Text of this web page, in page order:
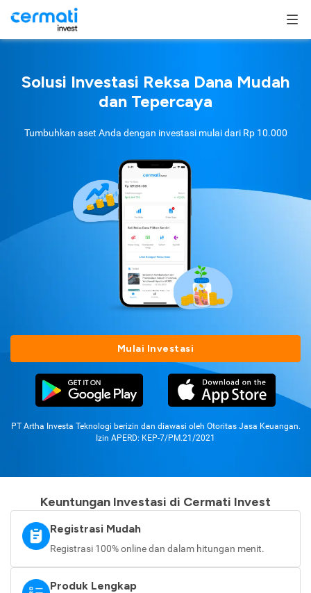
Solusi Investasi Reksa Dana Mudah
dan Tepercaya
Tumbuhkan aset Anda dengan investasi mulai dari Rp 10.000
Mulai Investasi
PT Artha Investa Teknologi berizin dan diawasi oleh Otoritas Jasa Keuangan.
Izin APERD: KEP-7/PM.21/2021
Keuntungan Investasi di Cermati Invest
Registrasi Mudah
Registrasi 100% online dan dalam hitungan menit.
Produk Lengkap